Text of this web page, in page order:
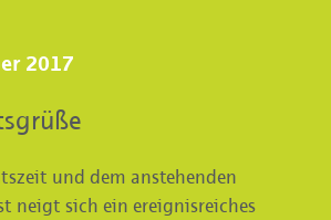
2017
und dem anstehenden
neigt sich ein ereignisreiches